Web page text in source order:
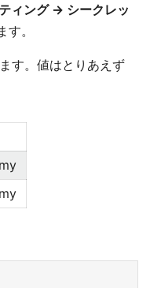
ィング → シークレッ
す。
す。値はとりあえず